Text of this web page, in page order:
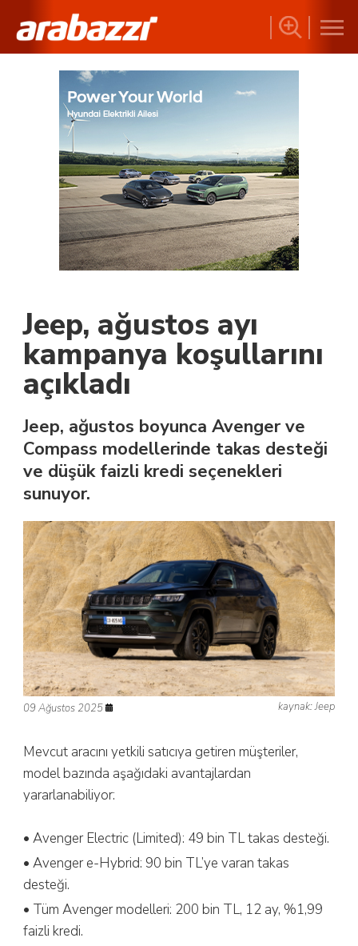
Jeep, ağustos ayı
kampanya koşullarını
açıkladı
Jeep, ağustos boyunca Avenger ve
Compass modellerinde takas desteği
ve düşük faizli kredi seçenekleri
sunuyor.
09 Ağustos 2025 kaynak: Jeep
Mevcut aracını yetkili satıcıya getiren müşteriler,
model bazında aşağıdaki avantajlardan
yararlanabiliyor:
• Avenger Electric (Limited): 49 bin TL takas desteği.
• Avenger e-Hybrid: 90 bin TL’ye varan takas
desteği.
• Tüm Avenger modelleri: 200 bin TL, 12 ay, %1,99
faizli kredi.